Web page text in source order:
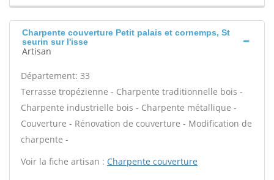
Charpente couverture Petit palais et cornemps, St
seurin sur l'isse
Artisan
Département: 33
Terrasse tropézienne - Charpente traditionnelle bois -
Charpente industrielle bois - Charpente métallique -
Couverture - Rénovation de couverture - Modification de
charpente -
Voir la fiche artisan : Charpente couverture